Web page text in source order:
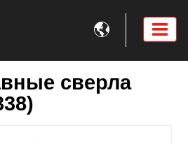

сверла